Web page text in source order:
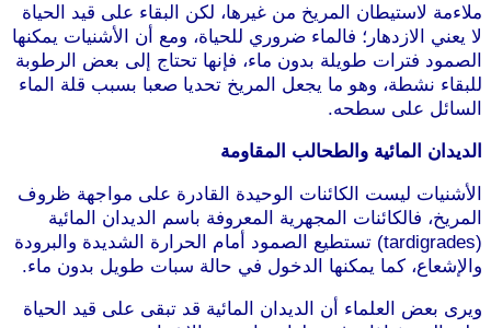
ملاءمة لاستيطان المريخ من غيرها، لكن البقاء على قيد الحياة
لا يعني الازدهار؛ فالماء ضروري للحياة، ومع أن الأشنيات يمكنها
الصمود فترات طويلة بدون ماء، فإنها تحتاج إلى بعض الرطوبة
للبقاء نشطة، وهو ما يجعل المريخ تحديا صعبا بسبب قلة الماء
السائل على سطحه.
الديدان المائية والطحالب المقاومة
الأشنيات ليست الكائنات الوحيدة القادرة على مواجهة ظروف
المريخ، فالكائنات المجهرية المعروفة باسم الديدان المائية
(tardigrades) تستطيع الصمود أمام الحرارة الشديدة والبرودة
والإشعاع، كما يمكنها الدخول في حالة سبات طويل بدون ماء.
ويرى بعض العلماء أن الديدان المائية قد تبقى على قيد الحياة